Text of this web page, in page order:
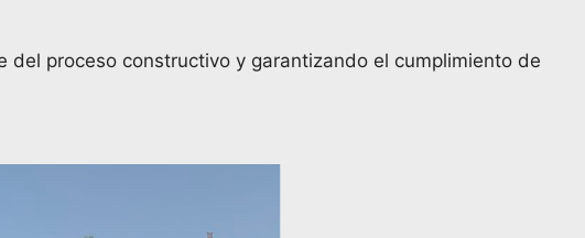
proceso constructivo y garantizando el cumplimiento de